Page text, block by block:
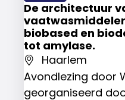
De architectuur
biobased en
tot amylase.
Haarlem
Avondlezing door
georganiseerd